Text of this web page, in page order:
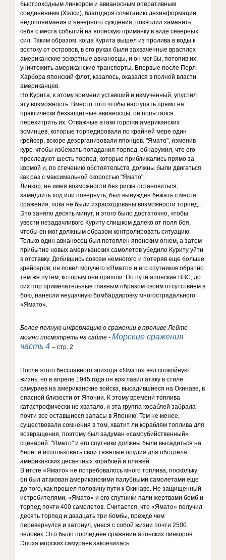
быстроходным линкором и авианосным оперативным
соединением (Хэлси), благодаря сочетанию дезинформации,
недопонимания и неверного суждения, позволил заманить
себя с места событий на японскую приманку в виде северных
сил. Таким образом, когда Курита вышел из пролива в воды к
востоку от островов, в его руках были захваченные врасплох
американские эскортные авианосцы, и он мог бы, потопив их,
уничтожить американские транспорты. Впервые после Перл-
Харбора японский флот, казалось, оказался в полной власти
американцев.
Но Курита, к этому времени уставший и измученный, упустил
эту возможность. Вместо того чтобы наступать прямо на
практически беззащитные авианосцы, он попытался
перехитрить их. Отважные атаки горстки американских
эсминцев, которые торпедировали по крайней мере один
крейсер, вскоре дезорганизовали японцев. "Ямато", изменив
курс, чтобы избежать попадания торпед, обнаружил, что его
преследуют шесть торпед, которые приближались прямо за
кормой и, по стечению обстоятельств, должны были двигаться
как раз с максимальной скоростью "Ямато".
Линкор, не имея возможности без риска остановиться,
замедлить ход или повернуть, был вынужден бежать с места
сражения, пока не были израсходованы возможности торпед.
Это заняло десять минут, и этого было достаточно, чтобы
увести незадачливого Куриту слишком далеко от поля боя,
чтобы он мог должным образом контролировать ситуацию.
Только один авианосец был потоплен японским огнем, а затем
прибытие новых американских самолетов убедило Куриту уйти
в отставку. Добившись совсем немногого и потеряв еще больше
крейсеров, он повел могучего «Ямато» и его спутников обратно
тем же путем, которым они пришли. По пути японские ВВС, до
сих пор примечательные главным образом своим отсутствием в
бою, нанесли неудачную бомбардировку многострадального
«Ямато».
Более полную информацию о сражении в проливе Лейте
можно посмотреть на сайте-Морские сражения
часть 4– стр. 2
После этого бесславного эпизода «Ямато» вел спокойную
жизнь, но в апреле 1945 года он возглавил атаку в стиле
самураев на американские войска, высадившиеся на Окинаве, в
опасной близости от Японии. К этому времени топлива
катастрофически не хватало, и эта группа кораблей забрала
почти все оставшиеся запасы в Японию. Тем не менее,
существовали сомнения в том, хватит ли кораблям топлива для
возвращения, поэтому был задуман «самоубийственный»
сценарий: "Ямато" и его спутники должны были высадиться на
берег и использовать свои тяжелые орудия для обстрела
американских десантных кораблей и пляжей.
В итоге «Ямато» не потребовалось много топлива, поскольку
он был атакован американскими палубными самолетами еще
до того, как прошел половину пути к Окинаве. Не защищенный
истребителями, «Ямато» и его спутники пали жертвами бомб и
торпед почти 400 самолетов. Считается, что «Ямато» получил
десять торпед и двадцать три бомбы, прежде чем
перевернулся и затонул, унеся с собой жизни почти 2500
человек. Это было последнее сражение японских линкоров.
Эпоха морских самураев закончилась.